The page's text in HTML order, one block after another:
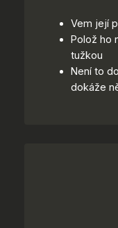
Vem její
Polož ho
tužkou
Není to
dokáže